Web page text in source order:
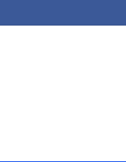
Biki Lapor Polisi Usai